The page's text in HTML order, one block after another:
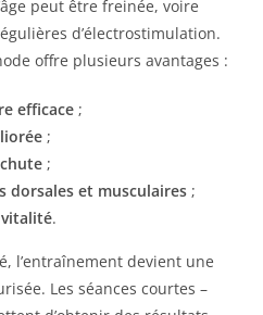
peut être freinée, voire
d’électrostimulation.
offre plusieurs avantages :
efficace ;
;
;
dorsales et musculaires ;
vitalité.
l’entraînement devient une
Les séances courtes –